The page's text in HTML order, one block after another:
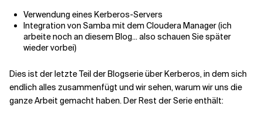
Verwendung eines Kerberos-Servers
Integration von Samba mit dem Cloudera Manager (ich
arbeite noch an diesem Blog... also schauen Sie später
wieder vorbei)
Dies ist der letzte Teil der Blogserie über Kerberos, in dem sich
endlich alles zusammenfügt und wir sehen, warum wir uns die
ganze Arbeit gemacht haben. Der Rest der Serie enthält: